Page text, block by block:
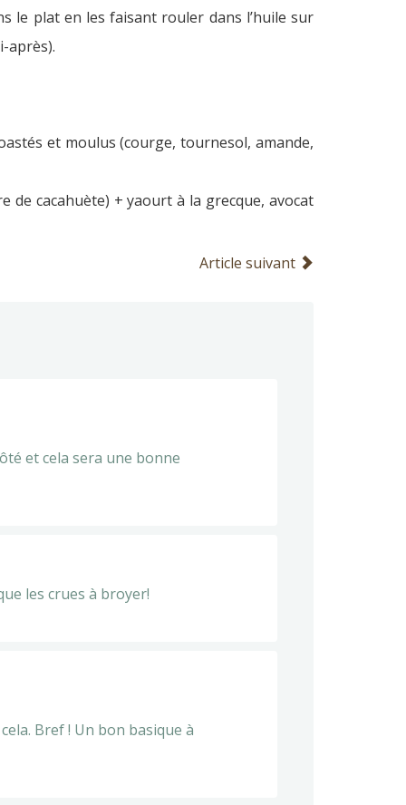
le plat en les faisant rouler dans l’huile sur
après).
et moulus (courge, tournesol, amande,
de cacahuète) + yaourt à la grecque, avocat
Article suivant
et cela sera une bonne
les crues à broyer!
Bref ! Un bon basique à